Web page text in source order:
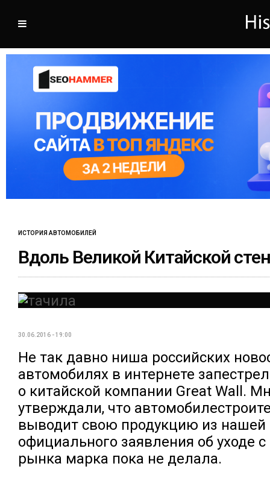
ИСТОРИЯ АВТОМОБИЛЕЙ
Вдоль Великой Китайской
30.06.2016 - 19:00
Не так давно ниша российских
автомобилях в интернете
о китайской компании Great Wall.
утверждали, что
выводит свою продукцию из нашей
официального заявления об уходе с
рынка марка пока не делала.